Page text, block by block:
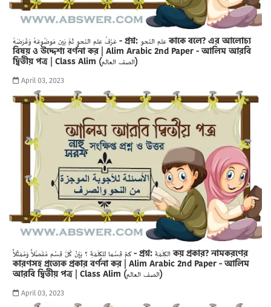
عَرْفُ عِلم النحو ثمَّ بَين مَوضُوعَهُ وَغَرَضَهُ - প্রশ্ন: عِلم النحو কাকে বলে? এর আলোচ্য
বিষয় ও উদ্দেশ্য বর্ণনা কর | Alim Arabic 2nd Paper - আলিম আরবি
দ্বিতীয় পত্র | Class Alim (الصف العالم)
April 03, 2023
كمْ قِسْما لِلكِلَمَةِ ؟ بَيِّنْ كُلَّ قِسْم مُفَصَّلاً وَمُمَثَلاً - প্রশ্ন: الكِلَمَةِ কয় প্রকার? নামকরণের
কারণসহ প্রত্যেক প্রকার বর্ণনা কর | Alim Arabic 2nd Paper - আলিম
আরবি দ্বিতীয় পত্র | Class Alim (الصف العالم)
April 03, 2023